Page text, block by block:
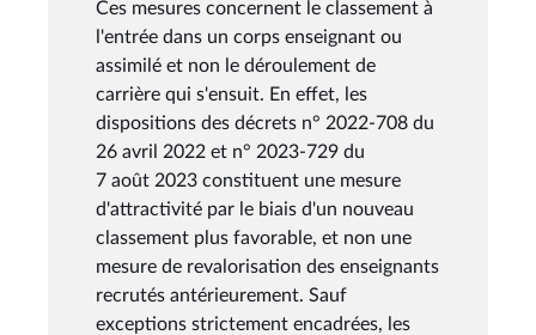
Ces mesures concernent le classement à
l'entrée dans un corps enseignant ou
assimilé et non le déroulement de
carrière qui s'ensuit. En effet, les
dispositions des décrets n° 2022-708 du
26 avril 2022 et n° 2023-729 du
7 août 2023 constituent une mesure
d'attractivité par le biais d'un nouveau
classement plus favorable, et non une
mesure de revalorisation des enseignants
recrutés antérieurement. Sauf
exceptions strictement encadrées, les